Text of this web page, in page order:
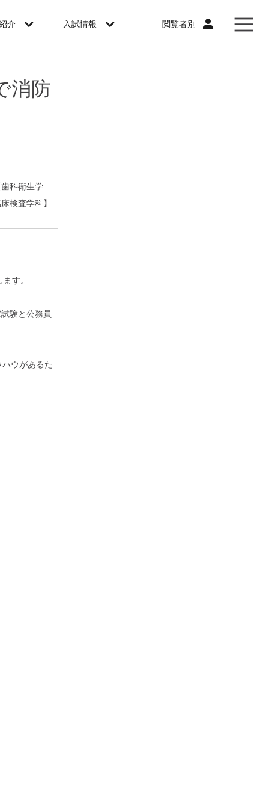
介 入試情報 閲覧者別
消防
科衛生学
検査学科】
す。
験と公務員
ウがあるた